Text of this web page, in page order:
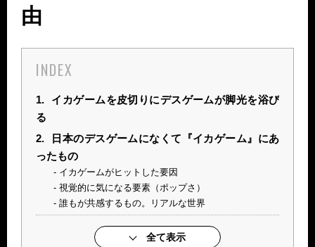
由
INDEX
1.
イカゲームを皮切りにデスゲームが脚光を浴び
る
2.
日本のデスゲームになくて『イカゲーム』にあ
ったもの
イカゲームがヒットした要因
視覚的に気になる要素（ポップさ）
誰もが共感するもの。リアルな世界
全て表示